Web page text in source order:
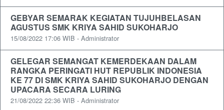
GEBYAR SEMARAK KEGIATAN TUJUHBELASAN
AGUSTUS SMK KRIYA SAHID SUKOHARJO
15/08/2022 17:06 WIB - Administrator
GELEGAR SEMANGAT KEMERDEKAAN DALAM
RANGKA PERINGATI HUT REPUBLIK INDONESIA
KE 77 DI SMK KRIYA SAHID SUKOHARJO DENGAN
UPACARA SECARA LURING
21/08/2022 22:36 WIB - Administrator